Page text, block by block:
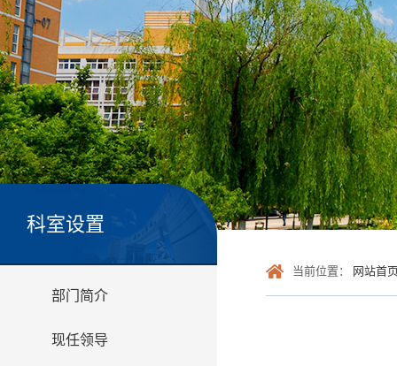
科室设置
部门简介
现任领导
当前位置： 网站首